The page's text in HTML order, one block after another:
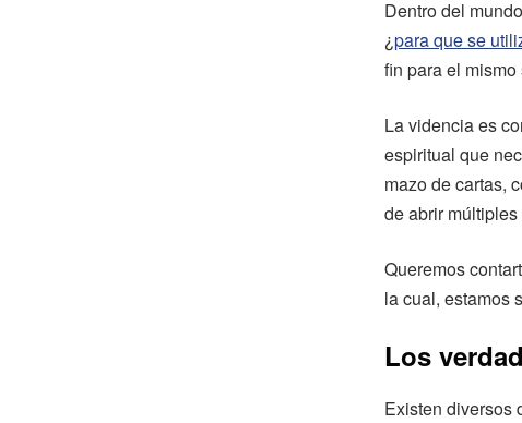
Dentro del
¿para que se
fin para el
La videncia es
espiritual que
mazo de cartas,
de abrir
Queremos
la cual, estamos
Los
Existen diversos